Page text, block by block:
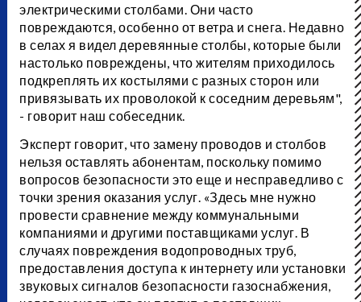
электрическими столбами. Они часто
повреждаются, особенно от ветра и снега. Недавно
в селах я видел деревянные столбы, которые были
настолько повреждены, что жителям приходилось
подкреплять их костылями с разных сторон или
привязывать их проволокой к соседним деревьям",
- говорит наш собеседник.
Эксперт говорит, что замену проводов и столбов
нельзя оставлять абонентам, поскольку помимо
вопросов безопасности это еще и несправедливо с
точки зрения оказания услуг. «Здесь мне нужно
провести сравнение между коммунальными
компаниями и другими поставщиками услуг. В
случаях повреждения водопроводных труб,
предоставления доступа к интернету или установки
звуковых сигналов безопасности газоснабжения,